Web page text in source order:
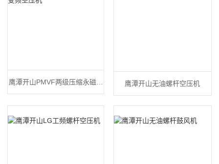
鹰潭开山PMVF两级压缩永磁变
频空压机
鹰潭开山无油螺杆空压机